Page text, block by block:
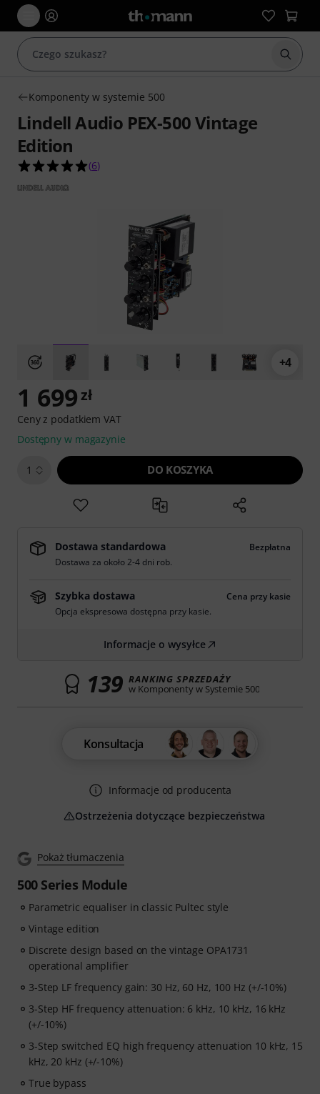
Komponenty w systemie 500
Lindell Audio PEX-500 Vintage
Edition
5.0 na 5 gwiazdek z 6 ocen klientów
(6)
+4
Pokaż tłumaczenia
500 Series Module
Parametric equaliser in classic Pultec style
Vintage edition
Discrete design based on the vintage OPA1731
operational amplifier
3-Step LF frequency gain: 30 Hz, 60 Hz, 100 Hz (+/-10%)
3-Step HF frequency attenuation: 6 kHz, 10 kHz, 16 kHz
(+/-10%)
3-Step switched EQ high frequency attenuation 10 kHz, 15
kHz, 20 kHz (+/-10%)
True bypass
1 699zł
Ceny z podatkiem VAT
Dostępny w magazynie
1 DO KOSZYKA
Dostawa standardowa
Bezpłatna
Dostawa za około 2-4 dni rob.
Szybka dostawa
Cena przy kasie
Opcja ekspresowa dostępna przy kasie.
Informacje o wysyłce
139 RANKING SPRZEDAŻY
w Komponenty w Systemie 500
Konsultacja
Informacje od producenta
Ostrzeżenia dotyczące bezpieczeństwa